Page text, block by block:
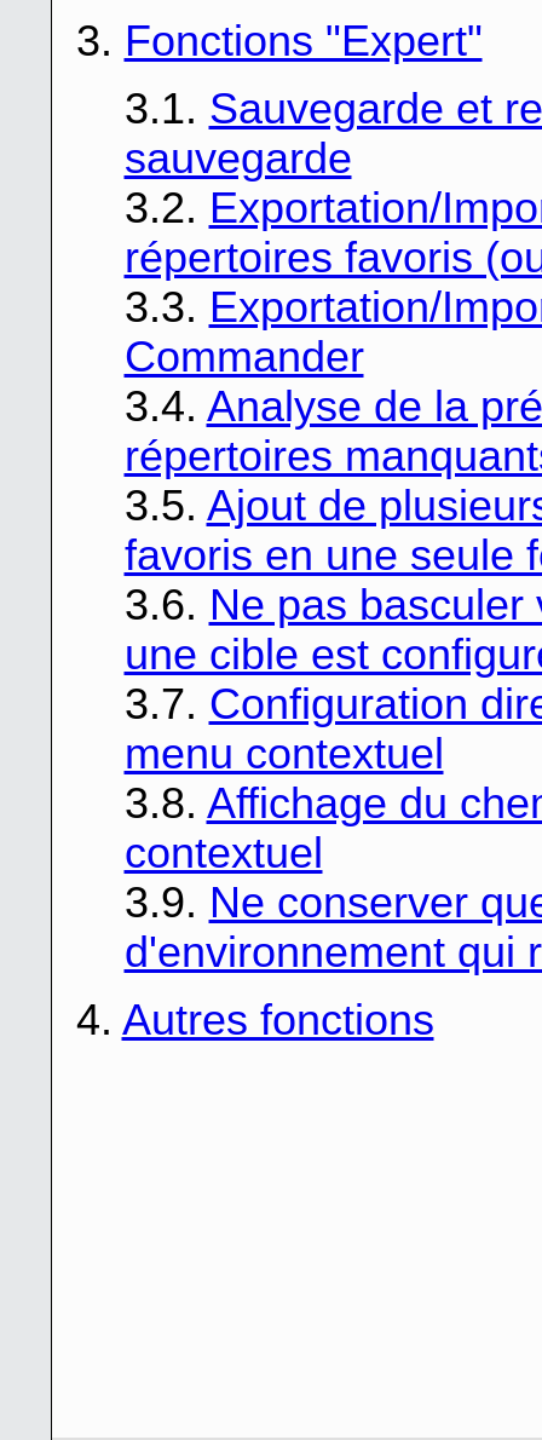
3. Fonctions "Expert"
3.1. Sauvegarde et
sauvegarde
3.2. Exportation/
répertoires favoris
3.3. Exportation/
Commander
3.4. Analyse de la
répertoires
3.5. Ajout de
favoris en une seule
3.6. Ne pas
une cible est
3.7. Configuration
menu contextuel
3.8. Affichage du
contextuel
3.9. Ne conserver
d'environnement qui
4. Autres fonctions